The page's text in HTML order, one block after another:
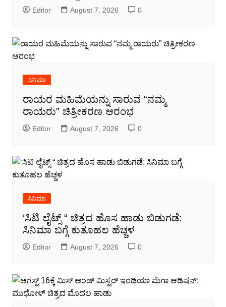
Editor August 7, 2026 0
ಸಿನಿಮಾ
ರಾಯರ ಮಹಿಮೆಯನ್ನು ಸಾರುವ “ನಮ್ಮ
ರಾಯರು” ಚಿತ್ರೀಕರಣ ಆರಂಭ
Editor August 7, 2026 0
ಸಿನಿಮಾ
‘ಸಿಟಿ ಲೈಟ್ಸ್ “ ಚಿತ್ರದ ಹೊಸ ಹಾಡು ಬಿಡುಗಡೆ:
ಸಿನಿಮಾ ಬಗ್ಗೆ ಕುತೂಹಲ ಹೆಚ್ಚಳ
Editor August 7, 2026 0